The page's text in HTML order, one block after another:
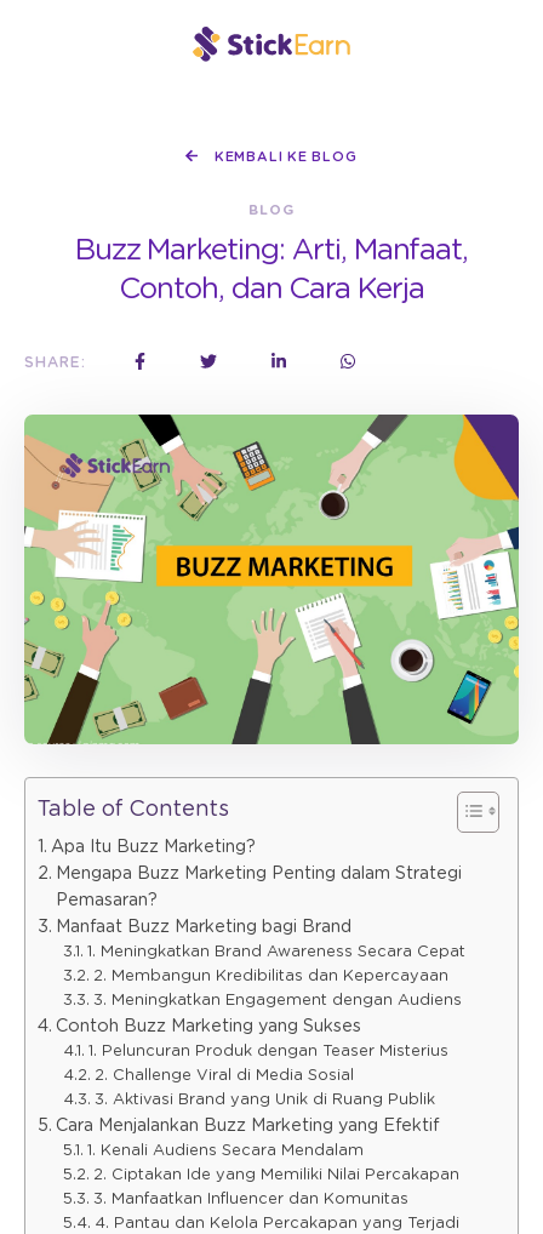
KEMBALI KE BLOG
BLOG
Buzz Marketing: Arti, Manfaat,
Contoh, dan Cara Kerja
SHARE:
Table of Contents
Apa Itu Buzz Marketing?
Mengapa Buzz Marketing Penting dalam Strategi
Pemasaran?
Manfaat Buzz Marketing bagi Brand
1. Meningkatkan Brand Awareness Secara Cepat
2. Membangun Kredibilitas dan Kepercayaan
3. Meningkatkan Engagement dengan Audiens
Contoh Buzz Marketing yang Sukses
1. Peluncuran Produk dengan Teaser Misterius
2. Challenge Viral di Media Sosial
3. Aktivasi Brand yang Unik di Ruang Publik
Cara Menjalankan Buzz Marketing yang Efektif
1. Kenali Audiens Secara Mendalam
2. Ciptakan Ide yang Memiliki Nilai Percakapan
3. Manfaatkan Influencer dan Komunitas
4. Pantau dan Kelola Percakapan yang Terjadi